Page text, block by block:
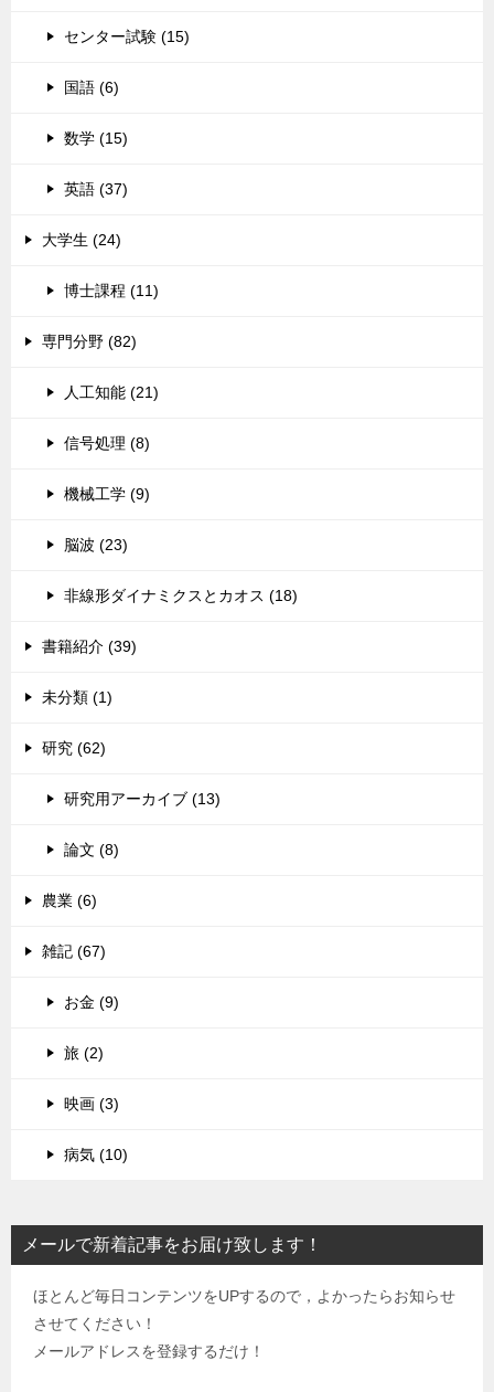
センター試験 (15)
国語 (6)
数学 (15)
英語 (37)
大学生 (24)
博士課程 (11)
専門分野 (82)
人工知能 (21)
信号処理 (8)
機械工学 (9)
脳波 (23)
非線形ダイナミクスとカオス (18)
書籍紹介 (39)
未分類 (1)
研究 (62)
研究用アーカイブ (13)
論文 (8)
農業 (6)
雑記 (67)
お金 (9)
旅 (2)
映画 (3)
病気 (10)
メールで新着記事をお届け致します！
ほとんど毎日コンテンツをUPするので，よかったらお知らせ
させてください！
メールアドレスを登録するだけ！